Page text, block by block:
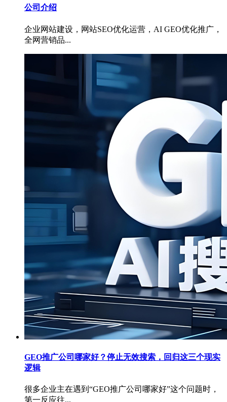
公司介绍
企业网站建设，网站SEO优化运营，AI GEO优化推广，
全网营销品...
GEO推广公司哪家好？停止无效搜索，回归这三个现实
逻辑
很多企业主在遇到“GEO推广公司哪家好”这个问题时，
第一反应往...